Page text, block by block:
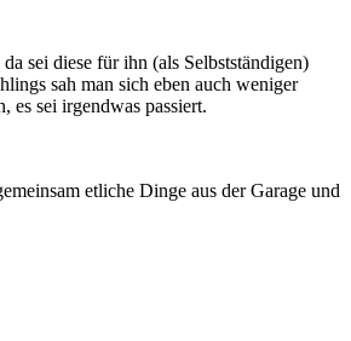
sei diese für ihn (als Selbstständigen)
sah man sich eben auch weniger
es sei irgendwas passiert.
etliche Dinge aus der Garage und